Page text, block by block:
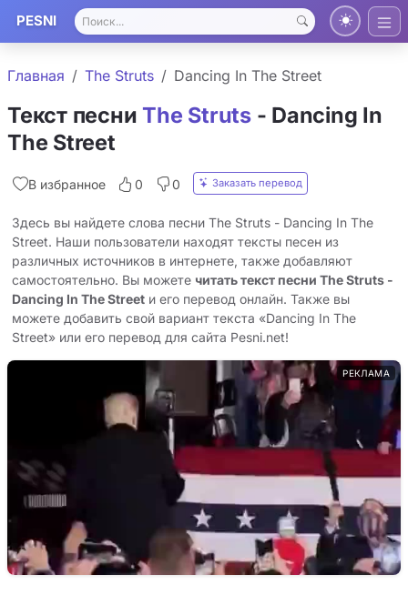
PESNI
Главная The Struts Dancing In The Street
Текст песниThe Struts- Dancing In
The Street
В избранное 0 0 Заказать перевод
Здесь вы найдете слова песни The Struts - Dancing In The
Street. Наши пользователи находят тексты песен из
различных источников в интернете, также добавляют
самостоятельно. Вы можете читать текст песни The Struts -
Dancing In The Street и его перевод онлайн. Также вы
можете добавить свой вариант текста «Dancing In The
Street» или его перевод для сайта Pesni.net!
РЕКЛАМА